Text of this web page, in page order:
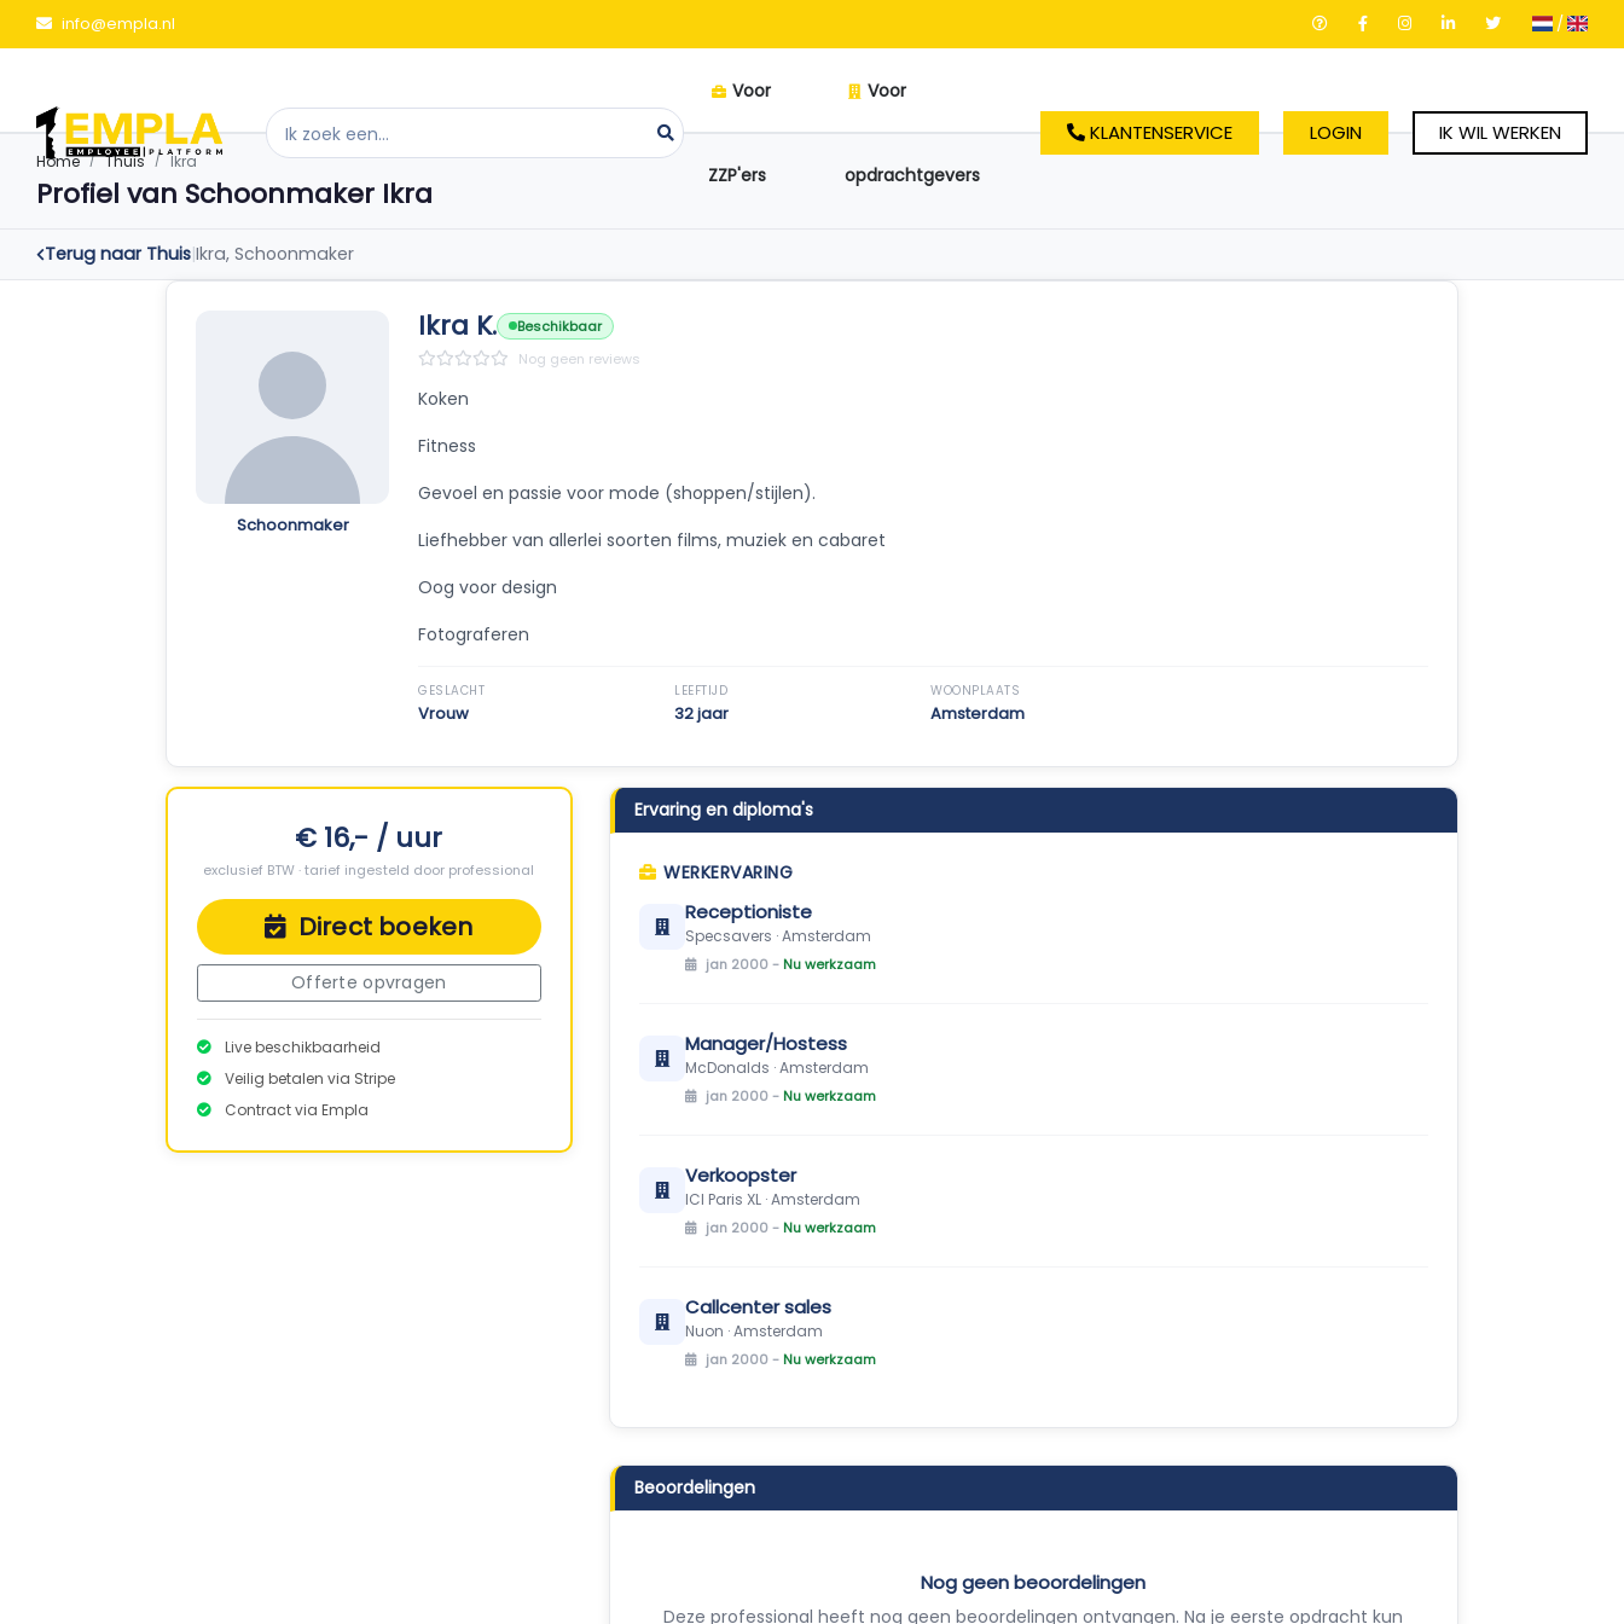
info@empla.nl /
Voor
ZZP'ers
Voor
opdrachtgevers
KLANTENSERVICE LOGIN IK WIL WERKEN
Home Thuis Ikra
Profiel van Schoonmaker Ikra
Terug naar Thuis|Ikra, Schoonmaker
Schoonmaker
Ikra K.
Beschikbaar
Nog geen reviews
Koken
Fitness
Gevoel en passie voor mode (shoppen/stijlen).
Liefhebber van allerlei soorten films, muziek en cabaret
Oog voor design
Fotograferen
GESLACHT
Vrouw
LEEFTIJD
32 jaar
WOONPLAATS
Amsterdam
€ 16,- / uur
exclusief BTW · tarief ingesteld door professional
Direct boeken
Offerte opvragen
Live beschikbaarheid
Veilig betalen via Stripe
Contract via Empla
Ervaring en diploma's
WERKERVARING
Receptioniste
Specsavers · Amsterdam
jan 2000 - Nu werkzaam
Manager/Hostess
McDonalds · Amsterdam
jan 2000 - Nu werkzaam
Verkoopster
ICI Paris XL · Amsterdam
jan 2000 - Nu werkzaam
Callcenter sales
Nuon · Amsterdam
jan 2000 - Nu werkzaam
Beoordelingen
Nog geen beoordelingen
Deze professional heeft nog geen beoordelingen ontvangen. Na je eerste opdracht kun